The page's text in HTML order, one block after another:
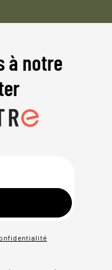
à notre